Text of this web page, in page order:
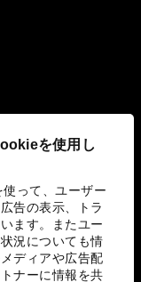
を使用し
って、ユーザー
告の表示、トラ
ます。またユー
況についても情
ディアや広告配
ナーに情報を共